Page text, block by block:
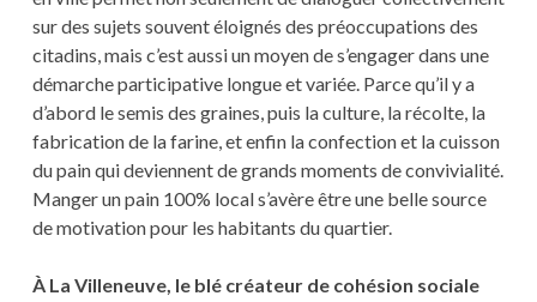
sur des sujets souvent éloignés des préoccupations des
citadins, mais c’est aussi un moyen de s’engager dans une
démarche participative longue et variée. Parce qu’il y a
d’abord le semis des graines, puis la culture, la récolte, la
fabrication de la farine, et enfin la confection et la cuisson
du pain qui deviennent de grands moments de convivialité.
Manger un pain 100% local s’avère être une belle source
de motivation pour les habitants du quartier.
À La Villeneuve, le blé créateur de cohésion sociale